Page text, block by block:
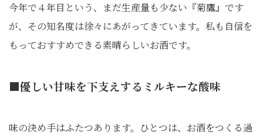
今年で４年目という、まだ生産量も少ない『菊鷹』です
が、その知名度は徐々にあがってきています。私も自信を
もっておすすめできる素晴らしいお酒です。
■優しい甘味を下支えするミルキーな酸味
味の決め手はふたつあります。ひとつは、お酒をつくる過